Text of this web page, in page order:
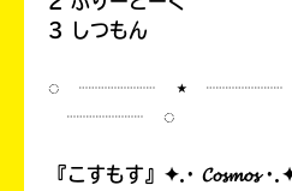
3 しつもん
◌ ┈┈┈┈ ⋆
┈┈┈┈ ◌
『こすもす』✦.· 𝓒𝓸𝓼𝓶𝓸𝓼